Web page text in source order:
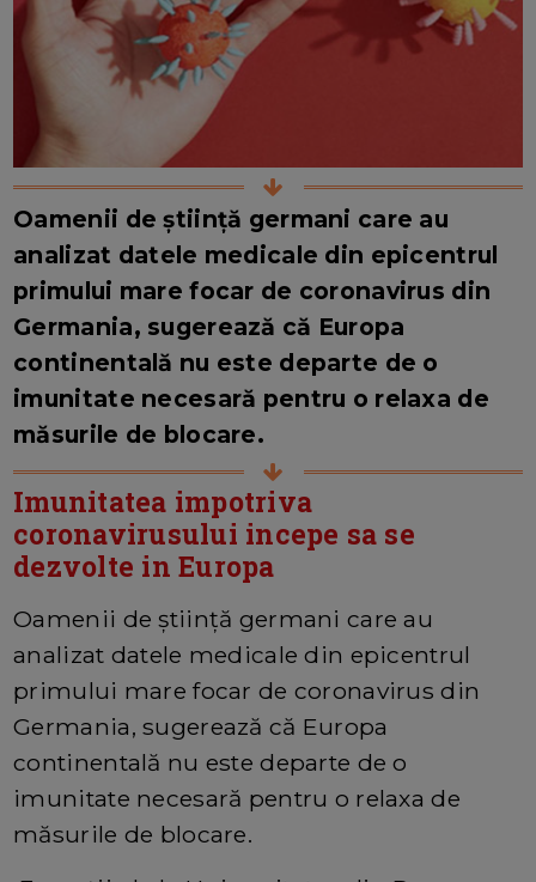
Oamenii de știință germani care au
analizat datele medicale din epicentrul
primului mare focar de coronavirus din
Germania, sugerează că Europa
continentală nu este departe de o
imunitate necesară pentru o relaxa de
măsurile de blocare.
Imunitatea impotriva
coronavirusului incepe sa se
dezvolte in Europa
Oamenii de știință germani care au
analizat datele medicale din epicentrul
primului mare focar de coronavirus din
Germania, sugerează că Europa
continentală nu este departe de o
imunitate necesară pentru o relaxa de
măsurile de blocare.